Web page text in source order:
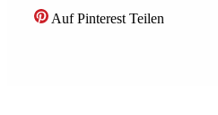
Auf Pinterest Teilen